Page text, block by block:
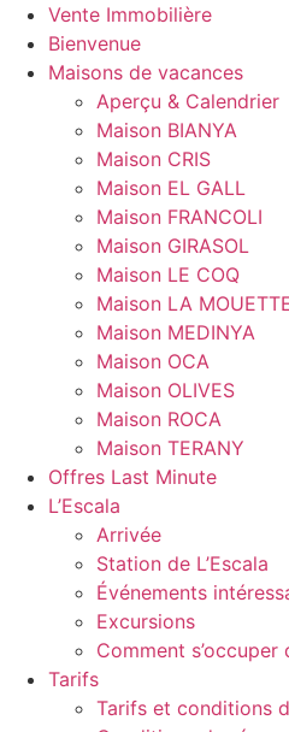
Vente Immobilière
Bienvenue
Maisons de vacances
Aperçu & Calendrier
Maison BIANYA
Maison CRIS
Maison EL GALL
Maison FRANCOLI
Maison GIRASOL
Maison LE COQ
Maison LA
Maison MEDINYA
Maison OCA
Maison OLIVES
Maison ROCA
Maison TERANY
Offres Last Minute
L’Escala
Arrivée
Station de L’Escala
Événements
Excursions
Comment s’occuper
Tarifs
Tarifs et conditions